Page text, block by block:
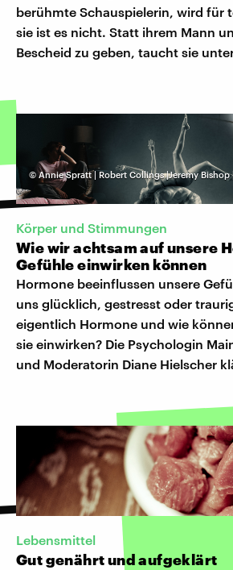
berühmte Schauspielerin, wird für
sie ist es nicht. Statt ihrem Mann
Bescheid zu geben, taucht sie
©Annie Spratt | Robert Collings |Jeremy
Körper und Stimmungen
Wie wir achtsam auf unsere
Gefühle einwirken können
Hormone beeinflussen unsere
uns glücklich, gestresst oder
eigentlich Hormone und wie
sie einwirken? Die Psychologin
und Moderatorin Diane Hielscher
Lebensmittel
Gut genährt und aufgeklärt